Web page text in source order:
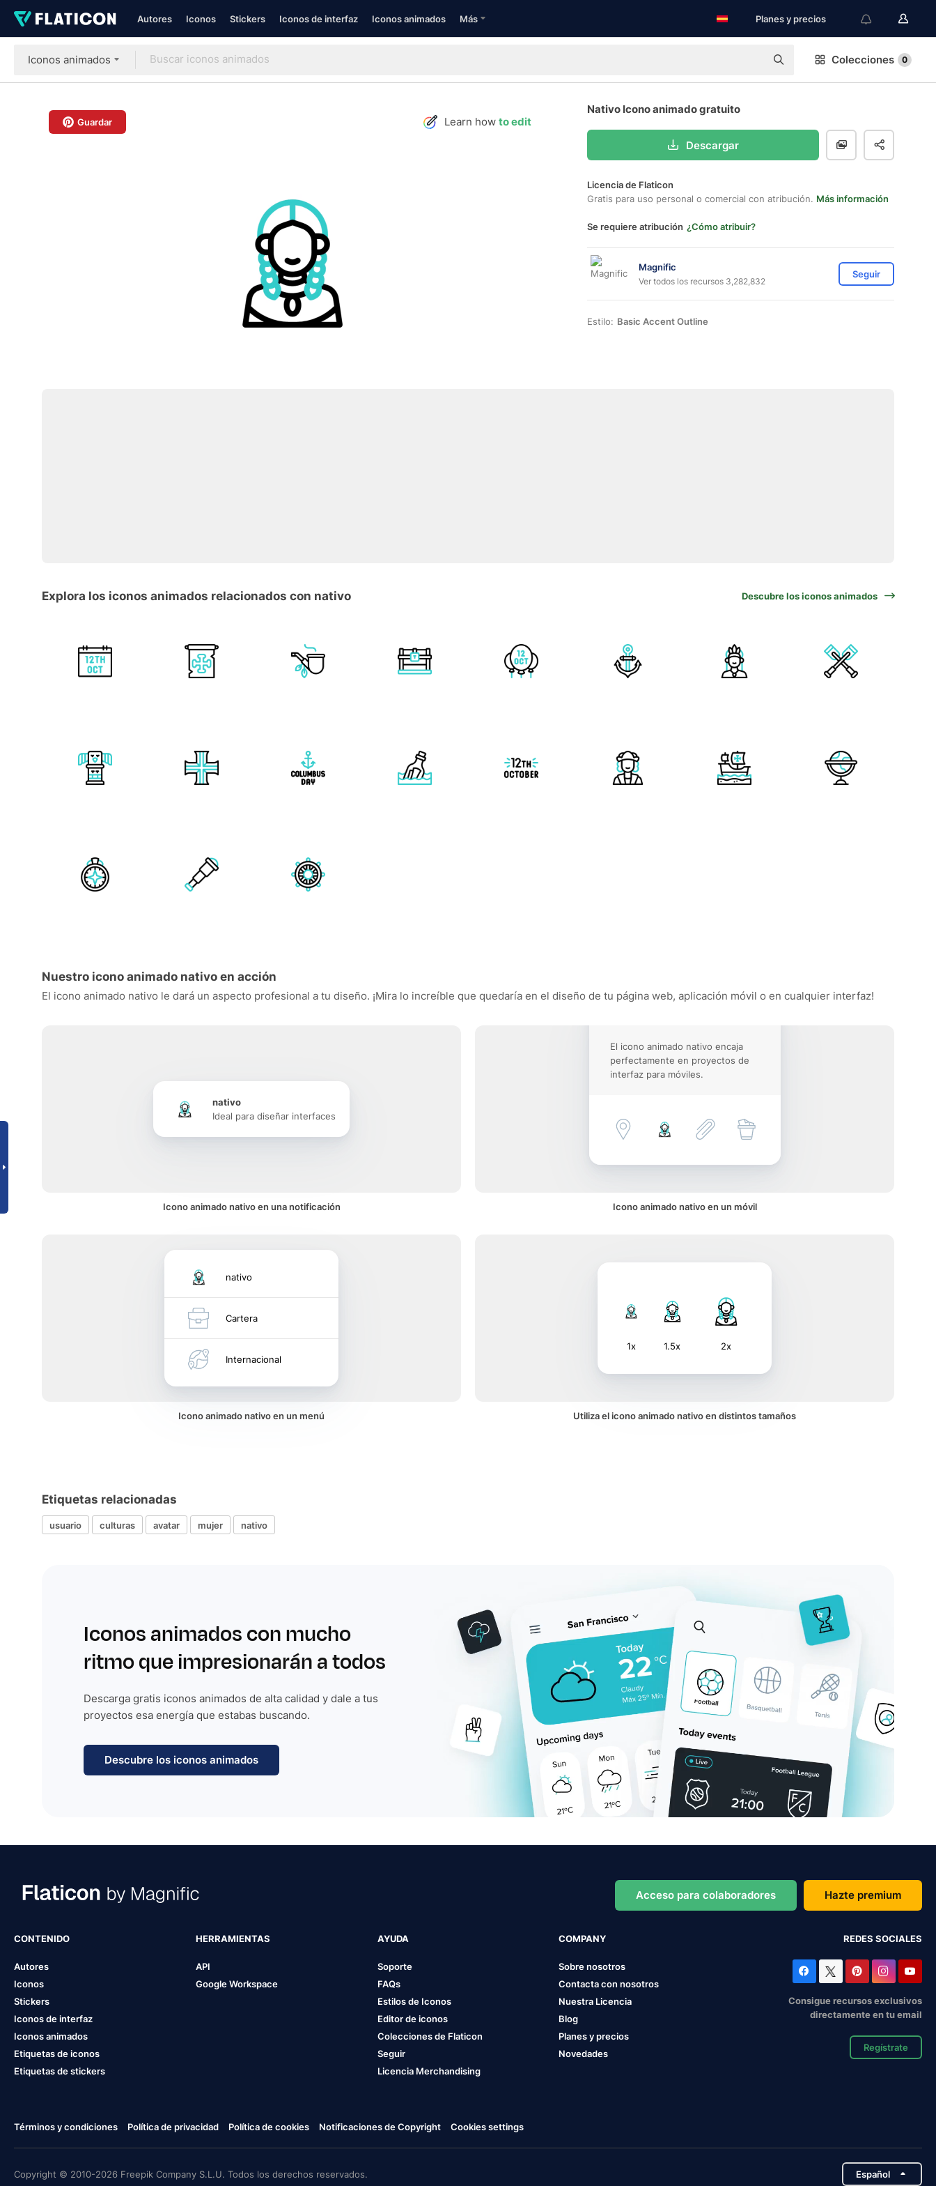
Autores Iconos Stickers Iconos de interfaz Iconos animados Más Planes y precios
Iconos animados Colecciones 0
Guardar Learn how to edit
Nativo Icono animado gratuito
Descargar
Licencia de Flaticon
Gratis para uso personal o comercial con atribución. Más información
Se requiere atribución ¿Cómo atribuir?
Magnific
Ver todos los recursos 3,282,832
Seguir
Estilo: Basic Accent Outline
Explora los iconos animados relacionados con nativo Descubre los iconos animados
Nuestro icono animado nativo en acción
El icono animado nativo le dará un aspecto profesional a tu diseño. ¡Mira lo increíble que quedaría en el diseño de tu página web, aplicación móvil o en cualquier interfaz!
nativo
Ideal para diseñar interfaces
Icono animado nativo en una notificación
El icono animado nativo encaja
perfectamente en proyectos de
interfaz para móviles.
Icono animado nativo en un móvil
nativo
Cartera
Internacional
Icono animado nativo en un menú
1x 1.5x 2x
Utiliza el icono animado nativo en distintos tamaños
Etiquetas relacionadas
usuario culturas avatar mujer nativo
Iconos animados con mucho
ritmo que impresionarán a todos
Descarga gratis iconos animados de alta calidad y dale a tus
proyectos esa energía que estabas buscando.
Descubre los iconos animados
Acceso para colaboradores Hazte premium
CONTENIDO
Autores
Iconos
Stickers
Iconos de interfaz
Iconos animados
Etiquetas de iconos
Etiquetas de stickers
HERRAMIENTAS
API
Google Workspace
AYUDA
Soporte
FAQs
Estilos de Iconos
Editor de iconos
Colecciones de Flaticon
Seguir
Licencia Merchandising
COMPANY
Sobre nosotros
Contacta con nosotros
Nuestra Licencia
Blog
Planes y precios
Novedades
REDES SOCIALES
Consigue recursos exclusivos
directamente en tu email
Regístrate
Términos y condiciones Política de privacidad Política de cookies Notificaciones de Copyright Cookies settings
Copyright © 2010-2026 Freepik Company S.L.U. Todos los derechos reservados. Español